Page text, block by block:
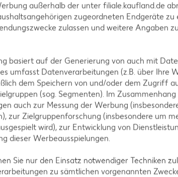
in den Monaten September bis April.
Angebote für frischen Fisch
12.08.2026
AKTION
außerhalb der unter filiale.kaufland.de
zugeordneten Endgeräte
zulassen und weitere Angaben
basiert auf der Generierung von auch mit
umfasst Datenverarbeitungen (z.B. über Ihre
dem Speichern von und/oder dem Zugriff
(sog. Segmenten). Im
auch zur Messung der Werbung
zur Zielgruppenforschung (insbesondere um
wird), zur Entwicklung von
dieser Werbeausspielungen.
Sie nur den Einsatz notwendiger Techniken
zu sämtlichen vorgenannten